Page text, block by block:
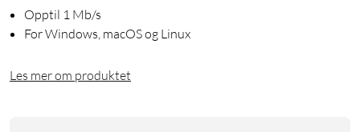
Opptil 1 Mb/s
For Windows, macOS og Linux
Les mer om produktet